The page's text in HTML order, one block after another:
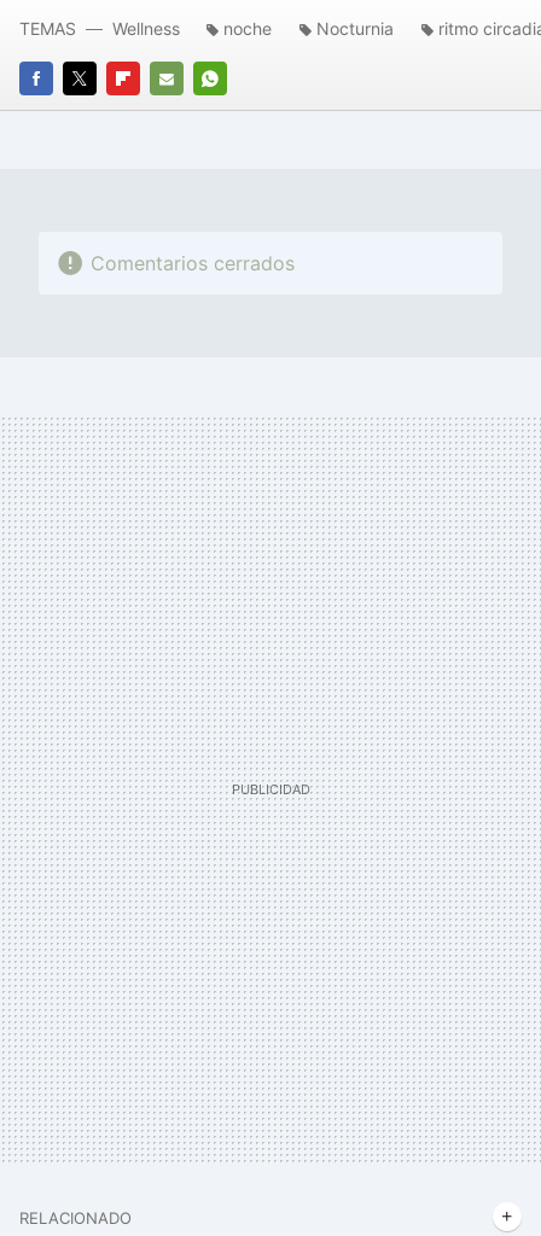
FACEBOOK
TWITTERFLIPBOARD
E-
WHATSAPP
TEMAS Wellness noche Nocturnia ritmo
Comentarios cerrados
RELACIONADO